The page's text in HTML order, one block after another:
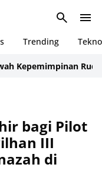
Trending Tekno
Kepemimpinan Rudi
bagi Pilot
III
di